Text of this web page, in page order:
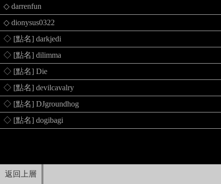
返回上層
◇ darrenfun
◇ dionysus0322
◇ [點名] darkjedi
◇ [點名] dilimma
◇ [點名] Die
◇ [點名] devilcavalry
◇ [點名] DJgroundhog
◇ [點名] dogibagi